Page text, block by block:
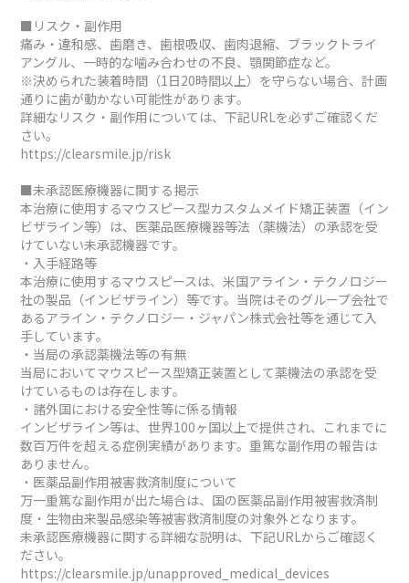
■リスク・副作用
痛み・違和感、歯磨き、歯根吸収、歯肉退縮、ブラックトライ
アングル、一時的な噛み合わせの不良、顎関節症など。
※決められた装着時間（1日20時間以上）を守らない場合、計画
通りに歯が動かない可能性があります。
詳細なリスク・副作用については、下記URLを必ずご確認くだ
さい。
https://clearsmile.jp/risk
■未承認医療機器に関する掲示
本治療に使用するマウスピース型カスタムメイド矯正装置（イン
ビザライン等）は、医薬品医療機器等法（薬機法）の承認を受
けていない未承認機器です。
・入手経路等
本治療に使用するマウスピースは、米国アライン・テクノロジー
社の製品（インビザライン）等です。当院はそのグループ会社で
あるアライン・テクノロジー・ジャパン株式会社等を通じて入
手しています。
・当局の承認薬機法等の有無
当局においてマウスピース型矯正装置として薬機法の承認を受
けているものは存在します。
・諸外国における安全性等に係る情報
インビザライン等は、世界100ヶ国以上で提供され、これまでに
数百万件を超える症例実績があります。重篤な副作用の報告は
ありません。
・医薬品副作用被害救済制度について
万一重篤な副作用が出た場合は、国の医薬品副作用被害救済制
度・生物由来製品感染等被害救済制度の対象外となります。
未承認医療機器に関する詳細な説明は、下記URLからご確認く
ださい。
https://clearsmile.jp/unapproved_medical_devices